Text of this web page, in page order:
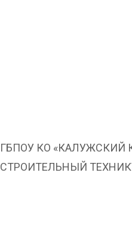
ГБПОУ КО
СТРОИТЕЛЬНЫЙ